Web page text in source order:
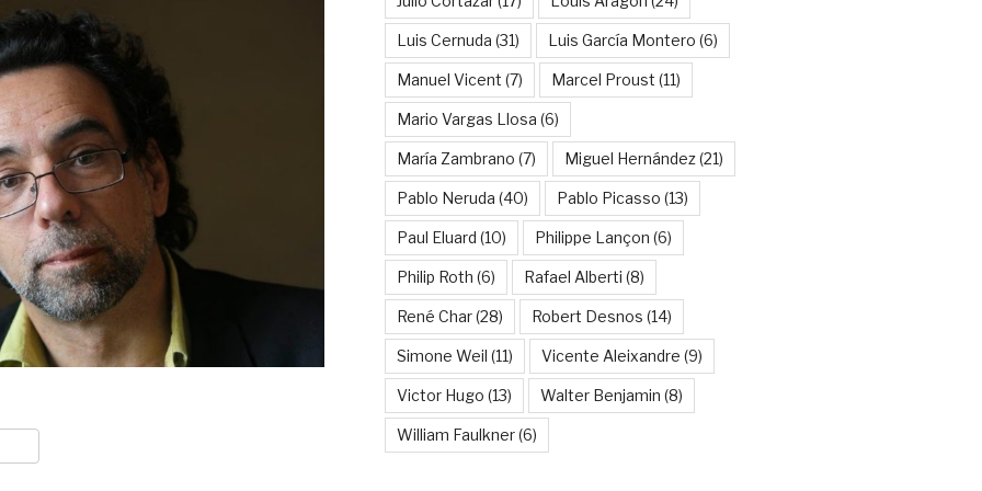
Luis Cernuda (31) Luis García Montero (6)
Manuel Vicent (7) Marcel Proust (11)
Mario Vargas Llosa (6)
María Zambrano (7) Miguel Hernández(21)
Pablo Neruda (40) Pablo Picasso (13)
Paul Eluard (10) Philippe Lançon (6)
Philip Roth (6) Rafael Alberti (8)
René Char(28) Robert Desnos (14)
Simone Weil (11) Vicente Aleixandre (9)
Victor Hugo (13) Walter Benjamin (8)
William Faulkner(6)